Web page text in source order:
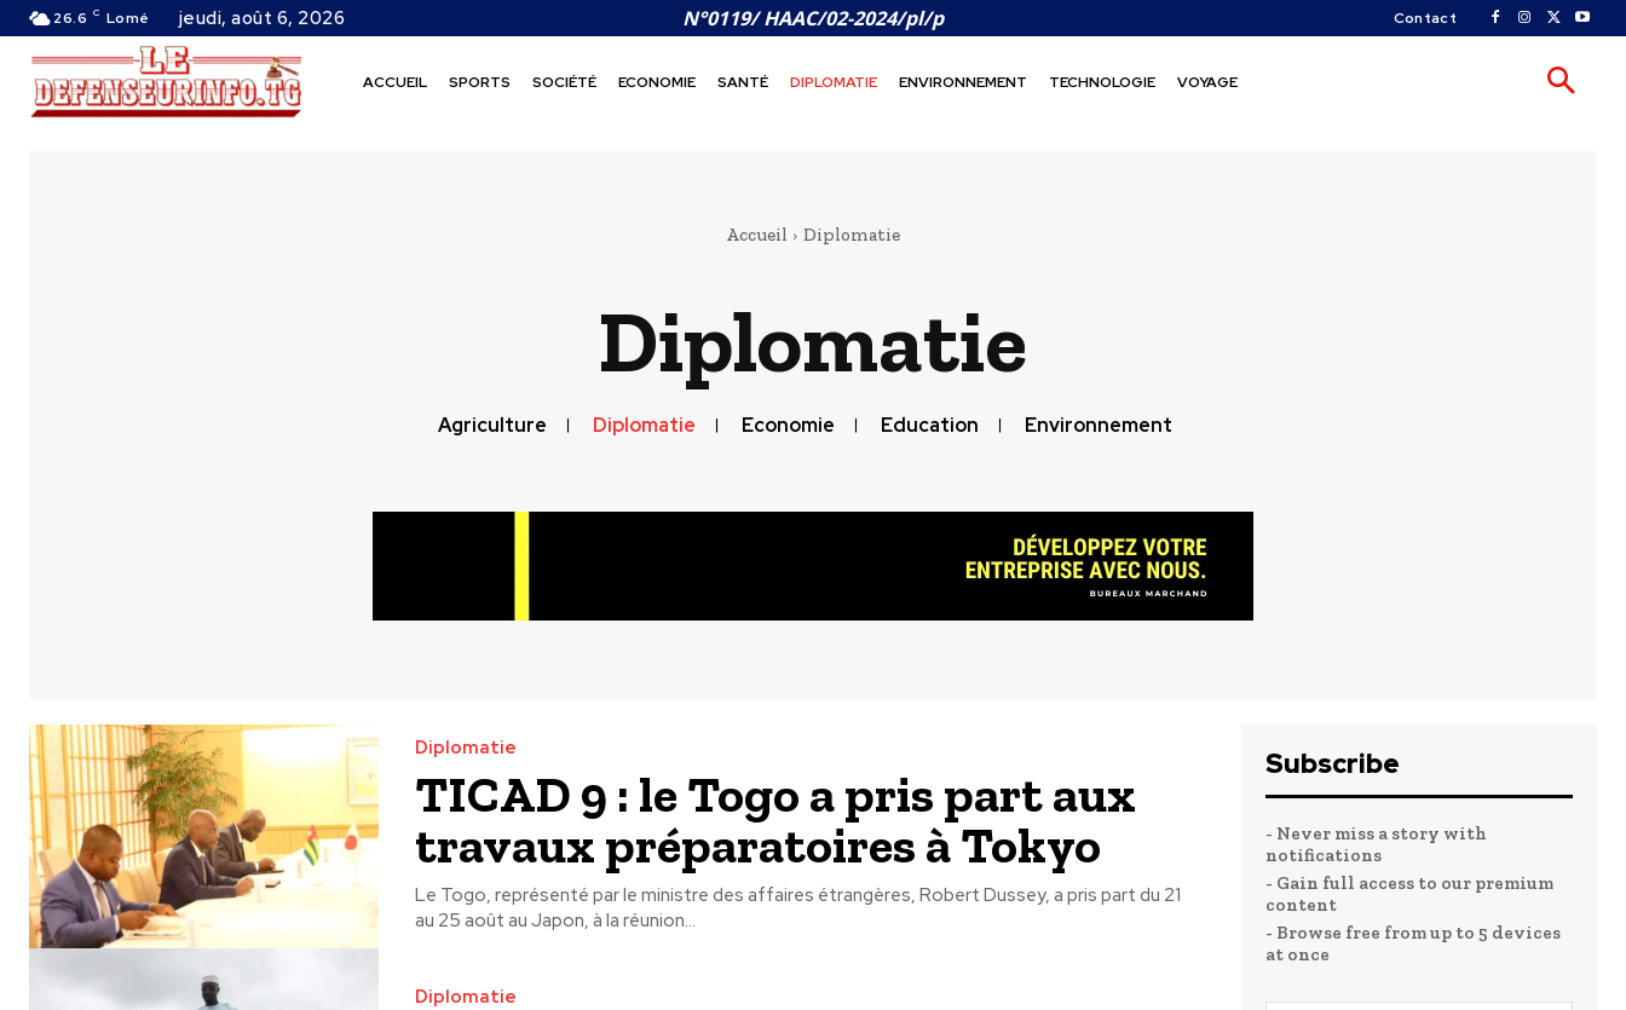
26.6 C Lomé jeudi, août 6, 2026 N°0119/ HAAC/02-2024/pl/p Contact
ACCUEIL SPORTS SOCIÉTÉ ECONOMIE SANTÉ DIPLOMATIE ENVIRONNEMENT TECHNOLOGIE VOYAGE
Accueil Diplomatie
Diplomatie
Agriculture Diplomatie Economie Education Environnement
Diplomatie
TICAD 9 : le Togo a pris part aux
travaux préparatoires à Tokyo
Le Togo, représenté par le ministre des affaires étrangères, Robert Dussey, a pris part du 21
au 25 août au Japon, à la réunion...
Diplomatie
Subscribe
- Never miss a story with
notifications
- Gain full access to our premium
content
- Browse free from up to 5 devices
at once